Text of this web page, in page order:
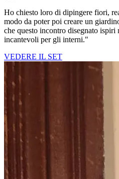
Ho chiesto loro di dipingere fiori,
modo da poter poi creare un
che questo incontro disegnato
incantevoli per gli interni."
VEDERE IL SET